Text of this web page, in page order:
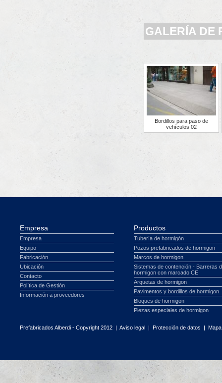
GALERÍA DE
Bordillos para paso de
vehículos 02
Empresa
Empresa
Equipo
Fabricación
Ubicación
Contacto
Política de Gestión
Información a proveedores
Productos
Tubería de hormigón
Pozos prefabricados de hormigon
Marcos de hormigon
Sistemas de contención - Barreras
hormigon con marcado CE
Arquetas de hormigon
Pavimentos y bordillos de hormigon
Bloques de hormigon
Piezas especiales de hormigon
Prefabricados Alberdi - Copyright 2012 | Aviso legal | Protección de datos |